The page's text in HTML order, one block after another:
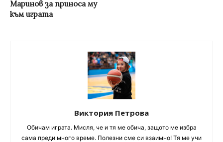
Маринов за приноса му
към играта
Виктория Петрова
Обичам играта. Мисля, че и тя ме обича, защото ме избра
сама преди много време. Полезни сме си взаимно! Тя ме учи